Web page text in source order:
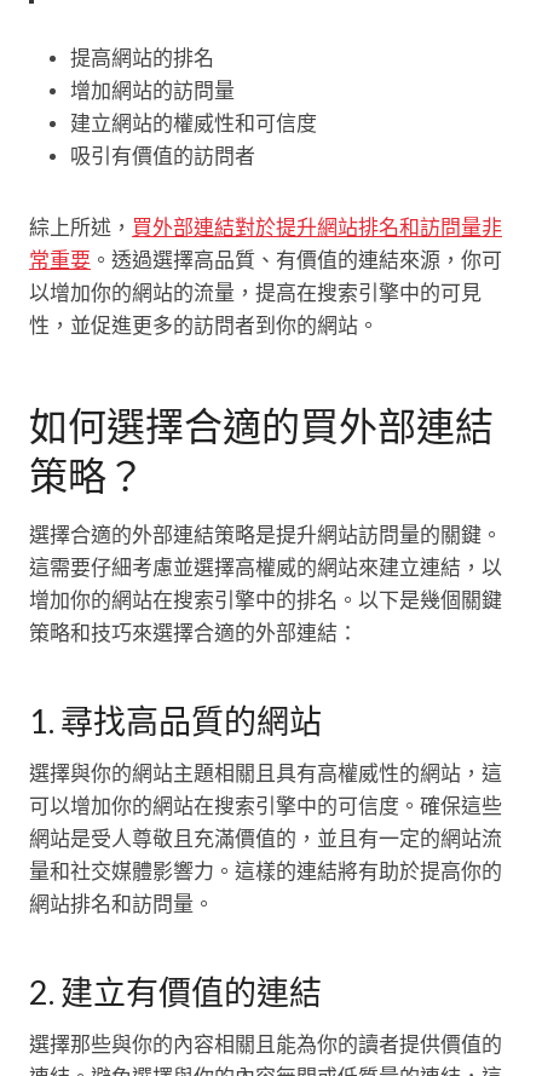
提高網站的排名
增加網站的訪問量
建立網站的權威性和可信度
吸引有價值的訪問者
綜上所述， 買外部連結對於提升網站排名和訪問量非
常重要 。透過選擇高品質、有價值的連結來源，你可
以增加你的網站的流量，提高在搜索引擎中的可見
性，並促進更多的訪問者到你的網站。
如何選擇合適的買外部連結
策略？
選擇合適的外部連結策略是提升網站訪問量的關鍵。
這需要仔細考慮並選擇高權威的網站來建立連結，以
增加你的網站在搜索引擎中的排名。以下是幾個關鍵
策略和技巧來選擇合適的外部連結：
1. 尋找高品質的網站
選擇與你的網站主題相關且具有高權威性的網站，這
可以增加你的網站在搜索引擎中的可信度。確保這些
網站是受人尊敬且充滿價值的，並且有一定的網站流
量和社交媒體影響力。這樣的連結將有助於提高你的
網站排名和訪問量。
2. 建立有價值的連結
選擇那些與你的內容相關且能為你的讀者提供價值的